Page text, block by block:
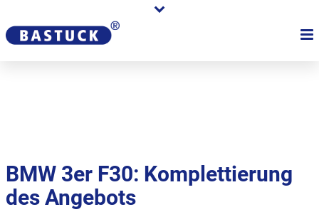
Händler
BMW 3er F30: Komplettierung
des Angebots